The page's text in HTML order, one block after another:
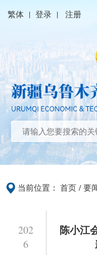
繁体 | 登录 | 注册
当前位置： 首页 /要
202
6
陈小江